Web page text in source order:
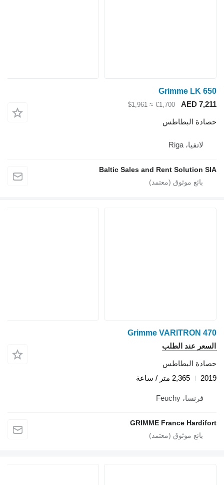
Grimme LK 650
AED 7,211
€1,700
≈ $1,961
حصادة البطاطس
لاتفيا، Riga
Baltic Sales and Rent Solution SIA
Grimme VARITRON 470
السعر عند الطلب
حصادة البطاطس
2019
2,365 متر / ساعة
فرنسا، Feuchy
GRIMME France Hardifort